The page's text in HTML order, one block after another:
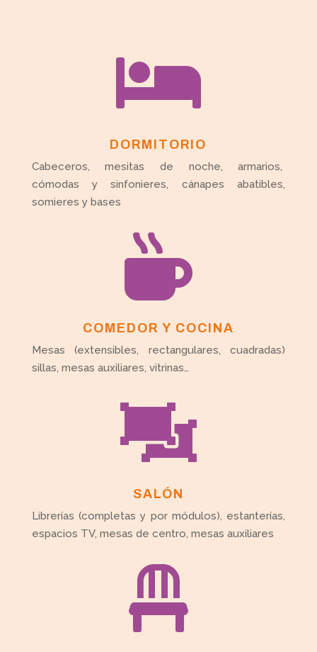

DORMITORIO
Cabeceros, mesitas de noche, armarios,
cómodas y sinfonieres, cánapes abatibles,
somieres y bases

COMEDOR Y COCINA
Mesas (extensibles, rectangulares, cuadradas)
sillas, mesas auxiliares, vitrinas…

SALÓN
Librerías (completas y por módulos), estanterías,
espacios TV, mesas de centro, mesas auxiliares
